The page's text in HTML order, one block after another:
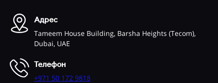
Адрес
Tameem House Building, Barsha Heights (Tecom),
Dubai, UAE
Телефон
+971 50 172 9818